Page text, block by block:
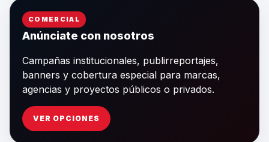
COMERCIAL
Anúnciate con nosotros
Campañas institucionales, publirreportajes,
banners y cobertura especial para marcas,
agencias y proyectos públicos o privados.
VER OPCIONES